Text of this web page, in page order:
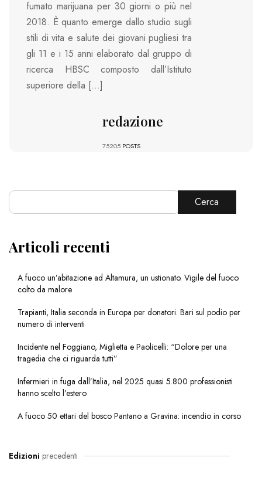
fumato marijuana per 30 giorni o più nel
2018. È quanto emerge dallo studio sugli
stili di vita e salute dei giovani pugliesi tra
gli 11 e i 15 anni elaborato dal gruppo di
ricerca HBSC composto dall’Istituto
superiore della […]
redazione
75205 POSTS
Cerca
Articoli recenti
A fuoco un’abitazione ad Altamura, un ustionato. Vigile del fuoco
colto da malore
Trapianti, Italia seconda in Europa per donatori. Bari sul podio per
numero di interventi
Incidente nel Foggiano, Miglietta e Paolicelli: “Dolore per una
tragedia che ci riguarda tutti”
Infermieri in fuga dall’Italia, nel 2025 quasi 5.800 professionisti
hanno scelto l’estero
A fuoco 50 ettari del bosco Pantano a Gravina: incendio in corso
Edizioni precedenti